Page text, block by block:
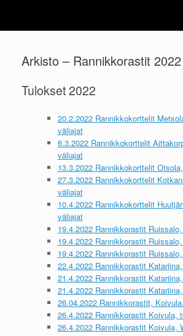
content
Arkisto – Rannikkorastit 2022
Tulokset 2022
20.2.2022 Rannikkokorttelit
väliajat
6.3.2022 Rannikkokorttelit
väliajat
13.3.2022 Rannikkokorttelit
27.3.2022 Rannikkokorttelit
väliajat
10.4.2022 Rannikkokorttelit
väliajat
19.4.2022 Rannikkorastit
19.4.2022 Rannikkorastit
19.4.2022 Rannikkorastit
22.4.2022 Rannikkorastit
21.4.2022 Rannikkorastit
21.4.2022 Rannikkorastit
26.04.2022 Rannikkorastit,
26.4.2022 Rannikkorastit Koivula,
26.4.2022 Rannikkorastit Koivula,